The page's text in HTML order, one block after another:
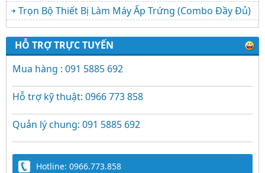
Trọn Bộ Thiết Bị Làm Máy Ấp Trứng (Combo Đầy Đủ)
HỖ TRỢ TRỰC TUYẾN
Mua hàng : 091 5885 692
Hỗ trợ kỹ thuật: 0966 773 858
Quản lý chung: 091 5885 692
Hotline: 0966.773.858